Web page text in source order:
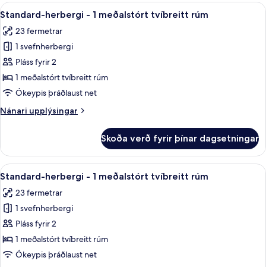
1
tvíbreitt
rúm
Skoða
allar
myndir
fyrir
Standard-
herbergi
-
meðalstórt
Rúmföt af bestu gerð, öryggishólf í
7
Standard-herbergi - 1 meðalstórt tvíbreitt rúm
23 fermetrar
1 svefnherbergi
Pláss fyrir 2
1 meðalstórt tvíbreitt rúm
Ókeypis þráðlaust net
Nánari upplýsingar
Nánari
herbergi
1
tvíbreitt
rúm
Skoða verð fyrir þínar dagsetningar
Skoða
allar
myndir
fyrir
Standard-
herbergi
-
Rúmföt af bestu gerð, öryggishólf í
7
Standard-herbergi - 1 meðalstórt tvíbreitt rúm
23 fermetrar
1 svefnherbergi
Pláss fyrir 2
1 meðalstórt tvíbreitt rúm
Ókeypis þráðlaust net